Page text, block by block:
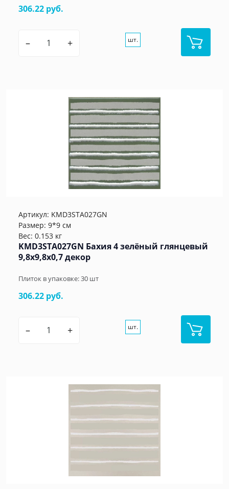
306.22 руб.
– + шт.
Артикул: KMD3STA027GN
Размер: 9*9 см
Вес: 0.153 кг
KMD3STA027GN Бахия 4 зелёный глянцевый
9,8x9,8x0,7 декор
Плиток в упаковке:30 шт
306.22 руб.
– + шт.